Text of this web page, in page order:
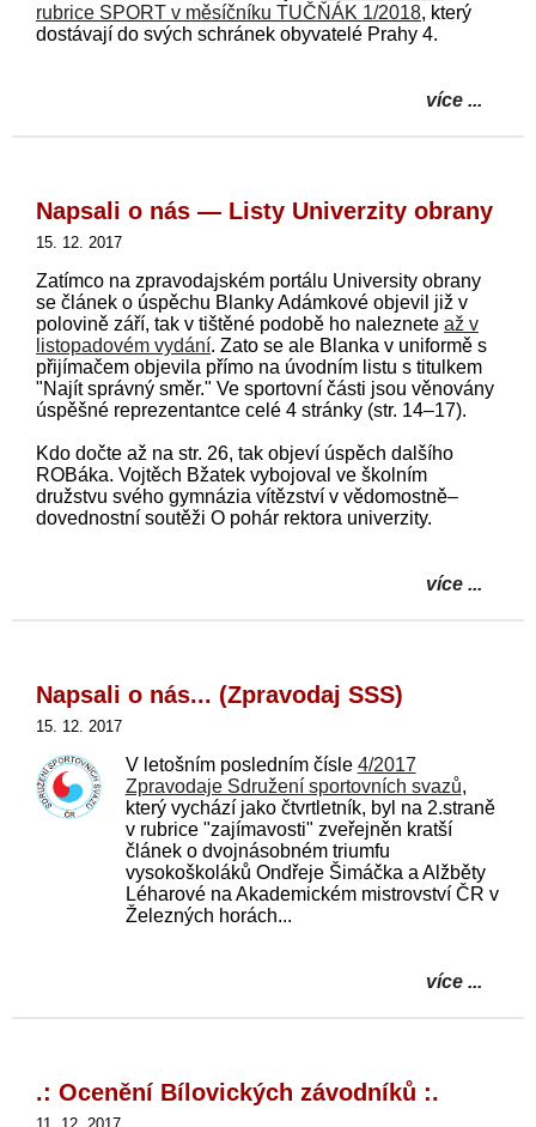
rubrice SPORT v měsíčníku TUČŇÁK 1/2018, který
dostávají do svých schránek obyvatelé Prahy 4.
více ...
Napsali o nás — Listy Univerzity obrany
15. 12. 2017
Zatímco na zpravodajském portálu University obrany
se článek o úspěchu Blanky Adámkové objevil již v
polovině září, tak v tištěné podobě ho naleznete až v
listopadovém vydání. Zato se ale Blanka v uniformě s
přijímačem objevila přímo na úvodním listu s titulkem
"Najít správný směr." Ve sportovní části jsou věnovány
úspěšné reprezentantce celé 4 stránky (str. 14–17).
Kdo dočte až na str. 26, tak objeví úspěch dalšího
ROBáka. Vojtěch Bžatek vybojoval ve školním
družstvu svého gymnázia vítězství v vědomostně–
dovednostní soutěži O pohár rektora univerzity.
více ...
Napsali o nás... (Zpravodaj SSS)
15. 12. 2017
V letošním posledním čísle 4/2017
Zpravodaje Sdružení sportovních svazů,
který vychází jako čtvrtletník, byl na 2.straně
v rubrice "zajímavosti" zveřejněn kratší
článek o dvojnásobném triumfu
vysokoškoláků Ondřeje Šimáčka a Alžběty
Léharové na Akademickém mistrovství ČR v
Železných horách...
více ...
.: Ocenění Bílovických závodníků :.